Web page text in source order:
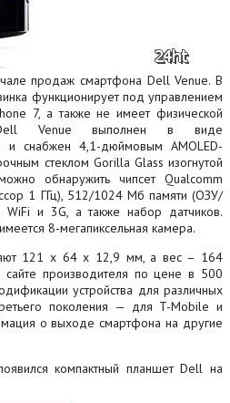
продаж смартфона Dell Venue. В
функционирует под управлением
7, а также не имеет физической
Dell Venue выполнен в виде
и снабжен 4,1-дюймовым AMOLED-
стеклом Gorilla Glass изогнутой
обнаружить чипсет Qualcomm
1 ГГц), 512/1024 Мб памяти (ОЗУ/
и 3G, а также набор датчиков.
8-мегапиксельная камера.
121 x 64 x 12,9 мм, а вес – 164
сайте производителя по цене в 500
устройства для различных
поколения — для T-Mobile и
о выходе смартфона на другие
компактный планшет Dell на